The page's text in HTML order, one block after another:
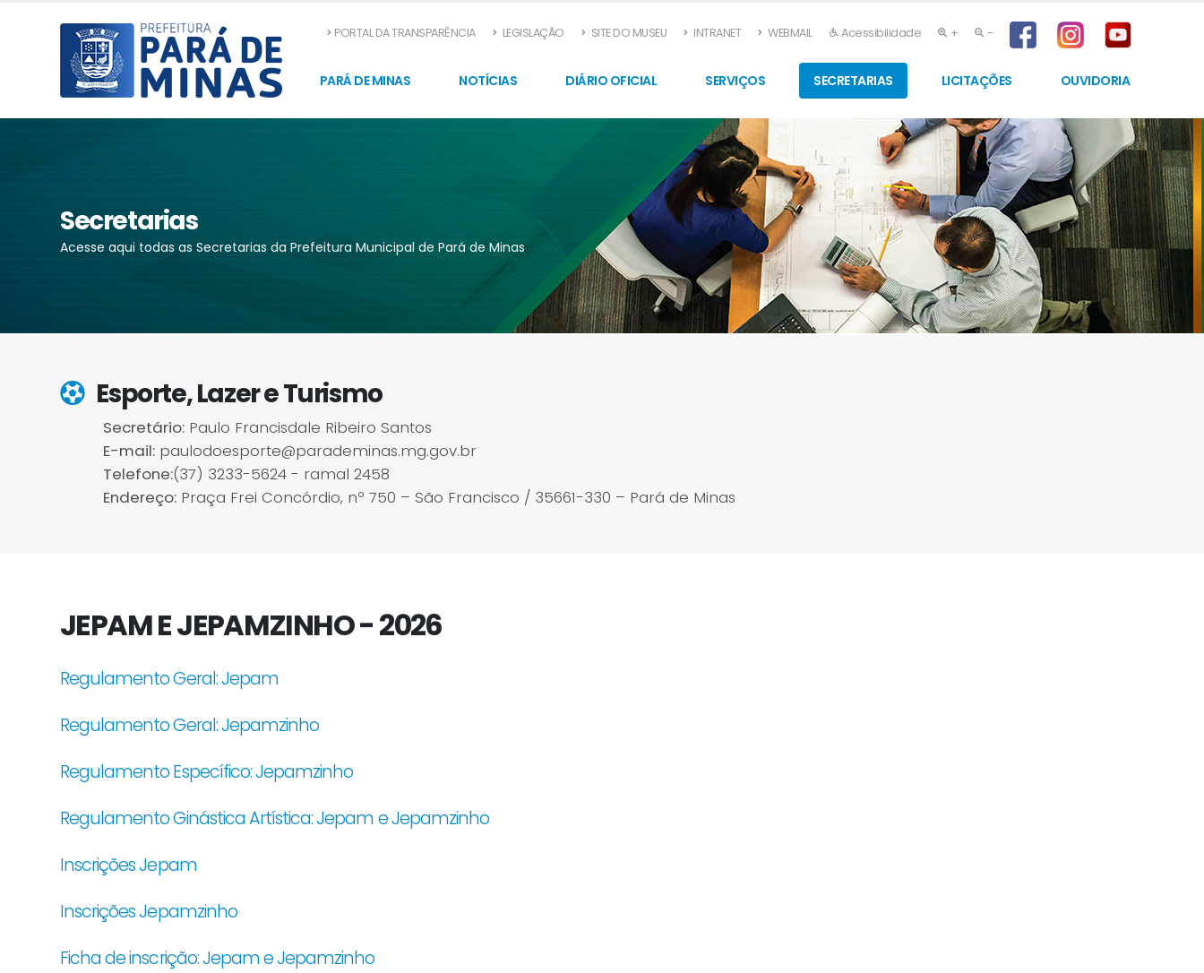
PORTAL DA TRANSPARÊNCIA LEGISLAÇÃO SITE DO MUSEU INTRANET WEBMAIL Acessibilidade + -
PARÁ DE MINAS NOTÍCIAS DIÁRIO OFICIAL SERVIÇOS SECRETARIAS LICITAÇÕES OUVIDORIA
Secretarias
Acesse aqui todas as Secretarias da Prefeitura Municipal de Pará de Minas
Esporte, Lazer e Turismo
Secretário: Paulo Francisdale Ribeiro Santos
E-mail: paulodoesporte@parademinas.mg.gov.br
Telefone:(37) 3233-5624 - ramal 2458
Endereço: Praça Frei Concórdio, nº 750 – São Francisco / 35661-330 – Pará de Minas
JEPAM E JEPAMZINHO - 2026
Regulamento Geral: Jepam
Regulamento Geral: Jepamzinho
Regulamento Específico: Jepamzinho
Regulamento Ginástica Artística: Jepam e Jepamzinho
Inscrições Jepam
Inscrições Jepamzinho
Ficha de inscrição: Jepam e Jepamzinho